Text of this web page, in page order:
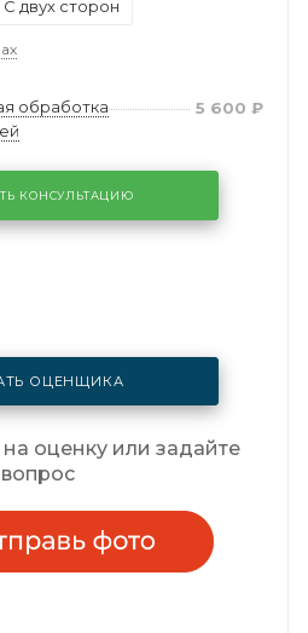
С двух сторон
обработка
5 600 ₽
КОНСУЛЬТАЦИЮ
ОЦЕНЩИКА
оценку или задайте
вопрос